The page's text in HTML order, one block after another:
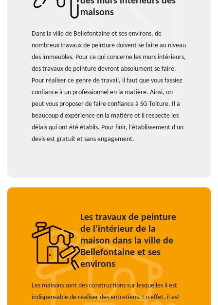
maisons
Dans la ville de Bellefontaine et ses environs, de
nombreux travaux de peinture doivent se faire au niveau
des immeubles. Pour ce qui concerne les murs intérieurs,
des travaux de peinture devront absolument se faire.
Pour réaliser ce genre de travail, il faut que vous fassiez
confiance à un professionnel en la matière. Ainsi, on
peut vous proposer de faire confiance à SG Toiture. Il a
beaucoup d'expérience en la matière et il respecte les
délais qui ont été établis. Pour finir, l'établissement d'un
devis est gratuit et sans engagement.
Les travaux de peinture
de l'intérieur de la
maison dans la ville de
Bellefontaine et ses
environs
Les maisons sont des constructions sur lesquelles il est
indispensable de réaliser des entretiens. En effet, il est